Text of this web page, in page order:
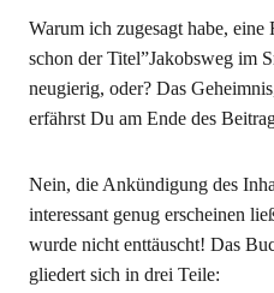
Warum ich zugesagt habe, eine
schon der Titel”Jakobsweg im
neugierig, oder? Das
erfährst Du am Ende des
Nein, die Ankündigung des
interessant genug erscheinen
wurde nicht enttäuscht! Das
gliedert sich in drei Teile: